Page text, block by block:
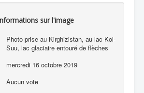
sur l'image
Photo prise au Kirghizistan, au lac Kol-
Suu, lac glaciaire entouré de flèches
mercredi 16 octobre 2019
Aucun vote